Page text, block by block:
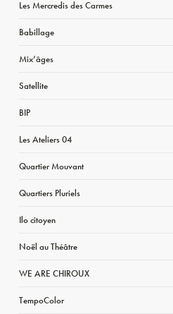
Les Mercredis des Carmes
Babillage
Mix’âges
Satellite
BIP
Les Ateliers 04
Quartier Mouvant
Quartiers Pluriels
Ilo citoyen
Noël au Théâtre
WE ARE CHIROUX
TempoColor